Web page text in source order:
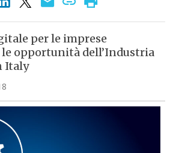
per le imprese
opportunità dell’Industria
Italy